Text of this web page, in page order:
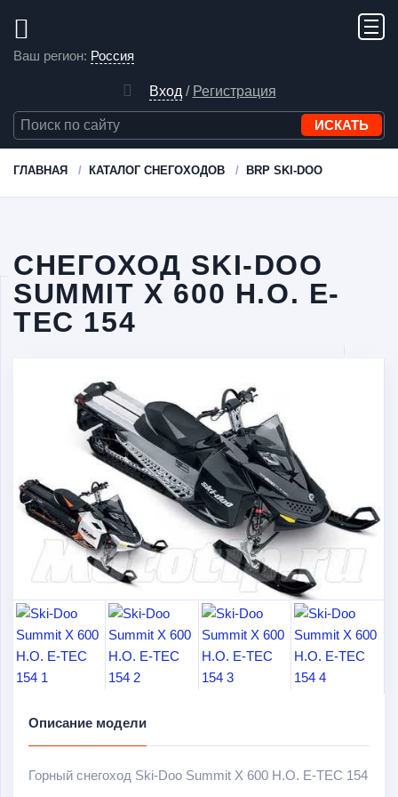
Ваш регион: Россия
Вход / Регистрация
ГЛАВНАЯ КАТАЛОГ СНЕГОХОДОВ BRP SKI-DOO
СНЕГОХОД SKI-DOO
SUMMIT X 600 H.O. E-
TEC 154
Описание модели
Горный снегоход Ski-Doo Summit X 600 H.O. E-TEC 154